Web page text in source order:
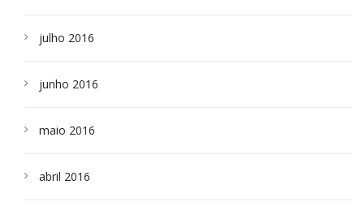
julho 2016
junho 2016
maio 2016
abril 2016